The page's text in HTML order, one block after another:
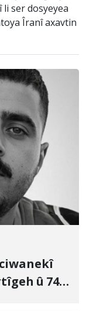
ser dosyeyea
Îranî axavtin
û 74